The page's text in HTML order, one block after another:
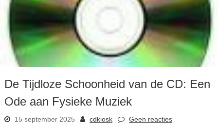
De Tijdloze Schoonheid van de CD: Een
Ode aan Fysieke Muziek
15 september 2025 cdkiosk Geen reacties